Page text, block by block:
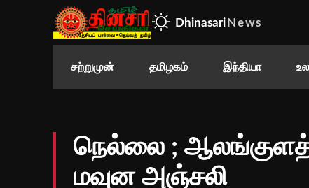
Dhinasari News
சற்றுமுன் தமிழகம் இந்தியா
நெல்லை ;
மவுன அஞ்சலி